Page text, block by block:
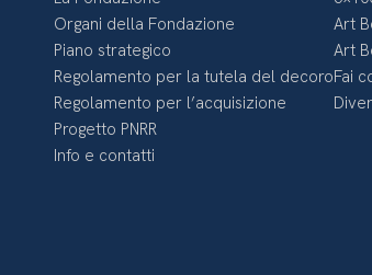
Organi della Fondazione
Piano strategico
Regolamento per la tutela del decoro
Regolamento per l’acquisizione
Progetto PNRR
Info e contatti
Art
Art
Fai